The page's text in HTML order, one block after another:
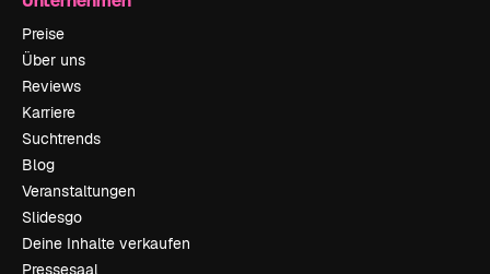
Preise
Über uns
Reviews
Karriere
Suchtrends
Blog
Veranstaltungen
Slidesgo
Deine Inhalte verkaufen
Pressesaal